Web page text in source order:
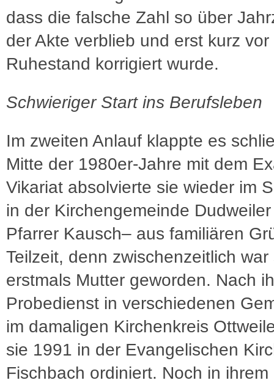
dass die falsche Zahl so über
der Akte verblieb und erst kurz vor
Ruhestand korrigiert wurde.
Schwieriger Start ins Berufsleben
Im zweiten Anlauf klappte es
Mitte der 1980er-Jahre mit dem
Vikariat absolvierte sie wieder im
in der Kirchengemeinde
Pfarrer Kausch– aus familiären
Teilzeit, denn zwischenzeitlich war
erstmals Mutter geworden. Nach
Probedienst in verschiedenen
im damaligen Kirchenkreis
sie 1991 in der Evangelischen
Fischbach ordiniert. Noch in ihrem